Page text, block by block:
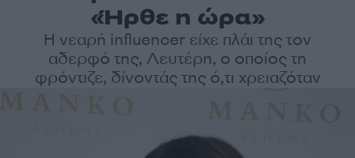
«Ήρθε η ώρα»
Η νεαρή influencer είχε πλάι της τον
αδερφό της, Λευτέρη, ο οποίος τη
φρόντιζε, δίνοντάς της ό,τι χρειαζόταν